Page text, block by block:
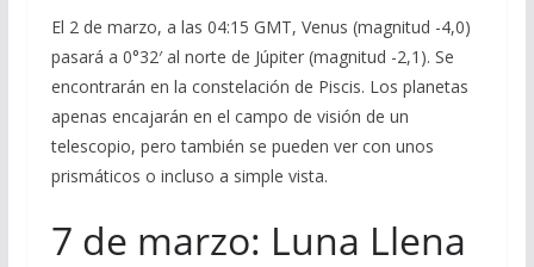
El 2 de marzo, a las 04:15 GMT, Venus (magnitud -4,0)
pasará a 0°32′ al norte de Júpiter (magnitud -2,1). Se
encontrarán en la constelación de Piscis. Los planetas
apenas encajarán en el campo de visión de un
telescopio, pero también se pueden ver con unos
prismáticos o incluso a simple vista.
7 de marzo: Luna Llena